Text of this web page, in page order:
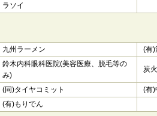
ラソイ
九州ラーメン (有)
鈴木内科眼科医院(美容医療、脱毛等の
み)
炭
(同)タイヤコミット
(有)
(有)もりでん